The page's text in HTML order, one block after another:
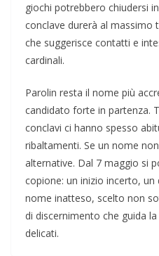
giochi potrebbero chiudersi
conclave durerà al massimo
che suggerisce contatti e
cardinali.
Parolin resta il nome più
candidato forte in partenza.
conclavi ci hanno spesso
ribaltamenti. Se un nome
alternative. Dal 7 maggio si
copione: un inizio incerto,
nome inatteso, scelto non
di discernimento che guida
delicati.